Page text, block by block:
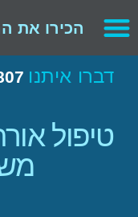
הכירו את
דברו איתנו
טיפול